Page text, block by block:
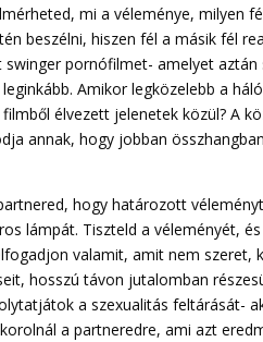
mi a véleménye, milyen
beszélni, hiszen fél a másik fél
pornófilmet- amelyet aztán
Amikor legközelebb a
élvezett jelenetek közül? A
annak, hogy jobban
hogy határozott
lámpát. Tiszteld a véleményét,
valamit, amit nem szeret,
hosszú távon jutalomban
a szexualitás feltárását-
a partneredre, ami azt